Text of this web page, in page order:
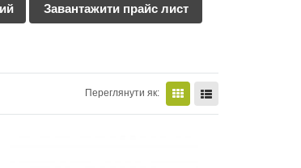
Завантажити прайс лист
Переглянути як: